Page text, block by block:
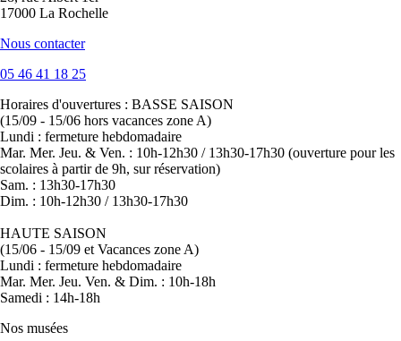
17000 La Rochelle
Nous contacter
05 46 41 18 25
Horaires d'ouvertures : BASSE SAISON
(15/09 - 15/06 hors vacances zone A)
Lundi : fermeture hebdomadaire
Mar. Mer. Jeu. & Ven. : 10h-12h30 / 13h30-17h30 (ouverture pour les
scolaires à partir de 9h, sur réservation)
Sam. : 13h30-17h30
Dim. : 10h-12h30 / 13h30-17h30
HAUTE SAISON
(15/06 - 15/09 et Vacances zone A)
Lundi : fermeture hebdomadaire
Mar. Mer. Jeu. Ven. & Dim. : 10h-18h
Samedi : 14h-18h
Nos musées